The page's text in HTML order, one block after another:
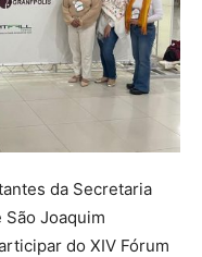
da Secretaria
Joaquim
do XIV Fórum